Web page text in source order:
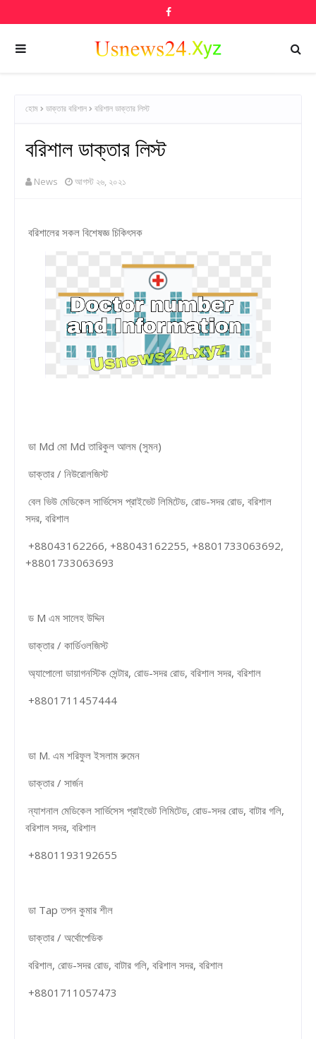
হোম ডাক্তার বরিশাল বরিশাল ডাক্তার লিস্ট
বরিশাল ডাক্তার লিস্ট
News আগস্ট ২৬, ২০২১
বরিশালের সকল বিশেষজ্ঞ চিকিৎসক
ডা Md মো Md তারিকুল আলম (সুমন)
ডাক্তার / নিউরোলজিস্ট
বেল ভিউ মেডিকেল সার্ভিসেস প্রাইভেট লিমিটেড, রোড-সদর রোড, বরিশাল
সদর, বরিশাল
+88043162266, +88043162255, +8801733063692,
+8801733063693
ড M এম সালেহ উদ্দিন
ডাক্তার / কার্ডিওলজিস্ট
অ্যাপোলো ডায়াগনস্টিক সেন্টার, রোড-সদর রোড, বরিশাল সদর, বরিশাল
+8801711457444
ডা M. এম শরিফুল ইসলাম রুমেন
ডাক্তার / সার্জন
ন্যাশনাল মেডিকেল সার্ভিসেস প্রাইভেট লিমিটেড, রোড-সদর রোড, বাটার গলি,
বরিশাল সদর, বরিশাল
+8801193192655
ডা Tap তপন কুমার শীল
ডাক্তার / অর্থোপেডিক
বরিশাল, রোড-সদর রোড, বাটার গলি, বরিশাল সদর, বরিশাল
+8801711057473